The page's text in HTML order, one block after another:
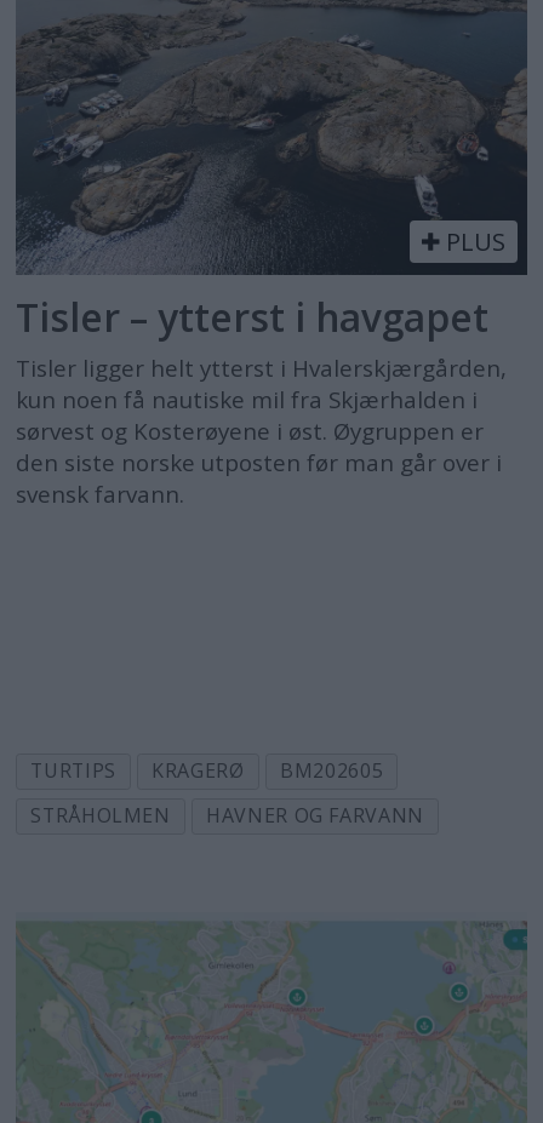
PLUS
Tisler – ytterst i havgapet
Tisler ligger helt ytterst i Hvalerskjærgården,
kun noen få nautiske mil fra Skjærhalden i
sørvest og Kosterøyene i øst. Øygruppen er
den siste norske utposten før man går over i
svensk farvann.
TURTIPS KRAGERØ
BM202605
STRÅHOLMEN
HAVNER OG FARVANN